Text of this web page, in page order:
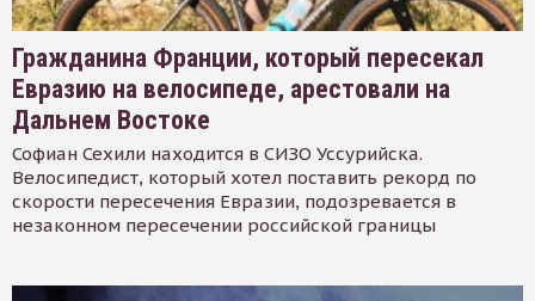
Гражданина Франции, который пересекал
Евразию на велосипеде, арестовали на
Дальнем Востоке
Софиан Сехили находится в СИЗО Уссурийска.
Велосипедист, который хотел поставить рекорд по
скорости пересечения Евразии, подозревается в
незаконном пересечении российской границы